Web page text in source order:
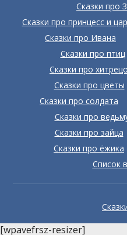
Сказки про
Сказки про принцесс и
Сказки про Ивана
Сказки про птиц
Сказки про
Сказки про цветы
Сказки про солдата
Сказки про
Сказки про зайца
Сказки про ёжика
Список
[wpavefrsz-resizer]